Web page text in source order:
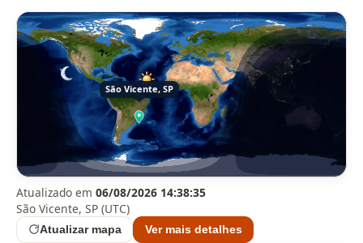
Atualizado em06/08/2026 14:38:35
São Vicente, SP (UTC)
Atualizar mapa Ver mais detalhes